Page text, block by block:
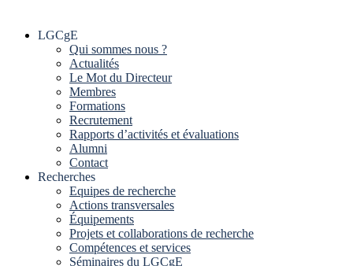
LGCgE
Qui sommes nous ?
Actualités
Le Mot du Directeur
Membres
Formations
Recrutement
Rapports d’activités et évaluations
Alumni
Contact
Recherches
Equipes de recherche
Actions transversales
Équipements
Projets et collaborations de recherche
Compétences et services
Séminaires du LGCgE